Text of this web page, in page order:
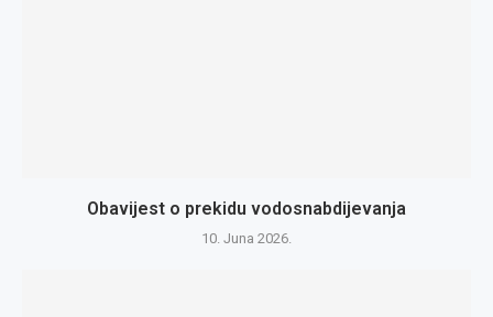
Obavijest o prekidu vodosnabdijevanja
10. Juna 2026.